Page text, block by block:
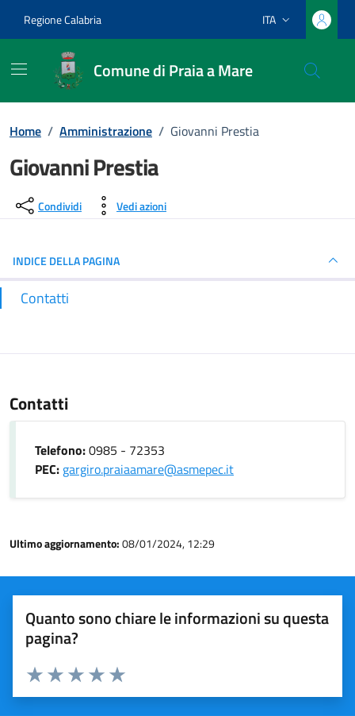
Regione Calabria Lingua attiva:
ITA
Comune di Praia a Mare
Home / Amministrazione / Giovanni Prestia
Giovanni Prestia
Dettagli del luogo
Condividi Vedi azioni
INDICE DELLA PAGINA
Contatti
Contatti
Telefono:0985 - 72353
PEC: gargiro.praiaamare@asmepec.it
Ultimo aggiornamento:08/01/2024, 12:29
Quanto sono chiare le informazioni su questa
pagina?
Valuta 5 stelle su 5
Valuta 4 stelle su 5
Valuta 3 stelle su 5
Valuta 2 stelle su 5
Valuta 1 stelle su 5